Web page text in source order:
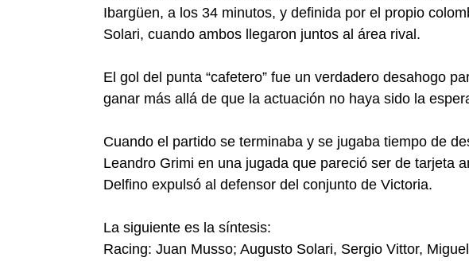
Ibargüen, a los 34 minutos, y definida por el propio
Solari, cuando ambos llegaron juntos al área rival.
El gol del punta “cafetero” fue un verdadero desahogo
ganar más allá de que la actuación no haya sido la
Cuando el partido se terminaba y se jugaba tiempo de
Leandro Grimi en una jugada que pareció ser de tarjeta
Delfino expulsó al defensor del conjunto de Victoria.
La siguiente es la síntesis:
Racing: Juan Musso; Augusto Solari, Sergio Vittor,